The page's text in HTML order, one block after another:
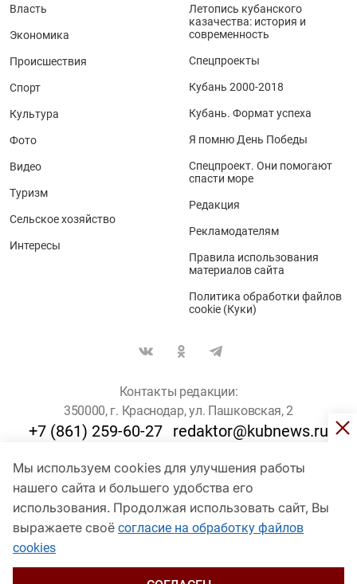
Мы используем cookies для улучшения работы
нашего сайта и большего удобства его
использования. Продолжая использовать сайт, Вы
выражаете своё согласие на обработку файлов
cookies
Власть
Экономика
Происшествия
Спорт
Культура
Фото
Видео
Туризм
Сельское хозяйство
Интересы
Летопись кубанского
казачества: история и
современность
Спецпроекты
Кубань 2000-2018
Кубань. Формат успеха
Я помню День Победы
Спецпроект. Они помогают
спасти море
Редакция
Рекламодателям
Правила использования
материалов сайта
Политика обработки файлов
cookie (Куки)
Контакты редакции:
350000, г. Краснодар, ул. Пашковская, 2
+7 (861) 259-60-27 redaktor@kubnews.ru
Для пользователей старше 16 лет
© Кубанские Новости, 2017
Сетевое издание «kubnews» зарегистрировано Федеральной
службой по надзору в сфере связи, информационных технологий
и массовых коммуникаций (Роскомнадзор). Регистрационный